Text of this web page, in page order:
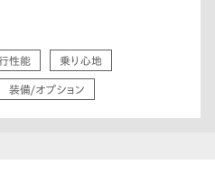
性能 乗り心地
装備/オプション